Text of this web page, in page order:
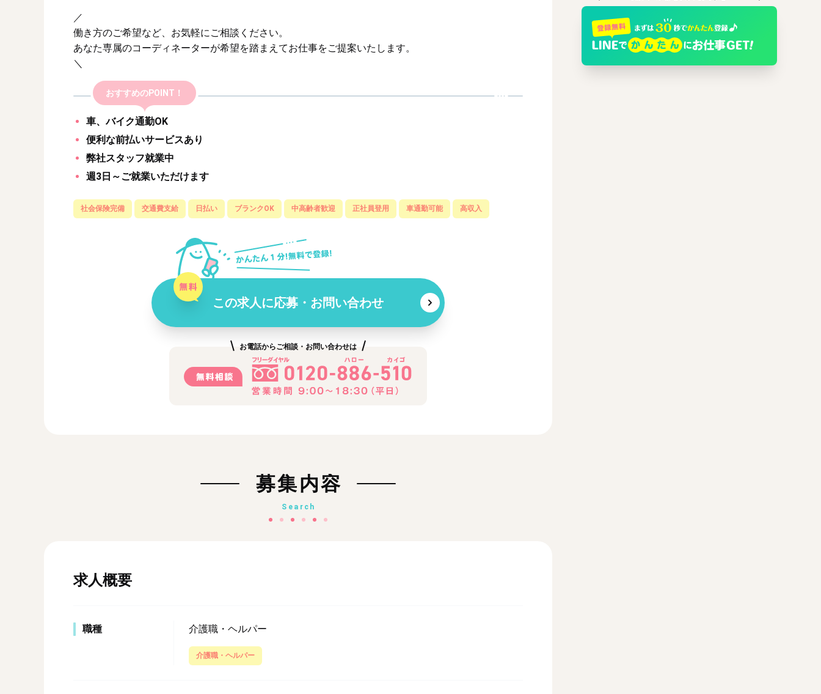
／
働き方のご希望など、お気軽にご相談ください。
あなた専属のコーディネーターが希望を踏まえてお仕事をご提案いたします。
＼
おすすめのPOINT！
車、バイク通勤OK
便利な前払いサービスあり
弊社スタッフ就業中
週3日～ご就業いただけます
社会保険完備 交通費支給 日払い ブランクOK 中高齢者歓迎 正社員登用 車通勤可能 高収入
この求人に応募・お問い合わせ
お電話からご相談・お問い合わせは
募集内容
Search
求人概要
職種 介護職・ヘルパー
介護職・ヘルパー